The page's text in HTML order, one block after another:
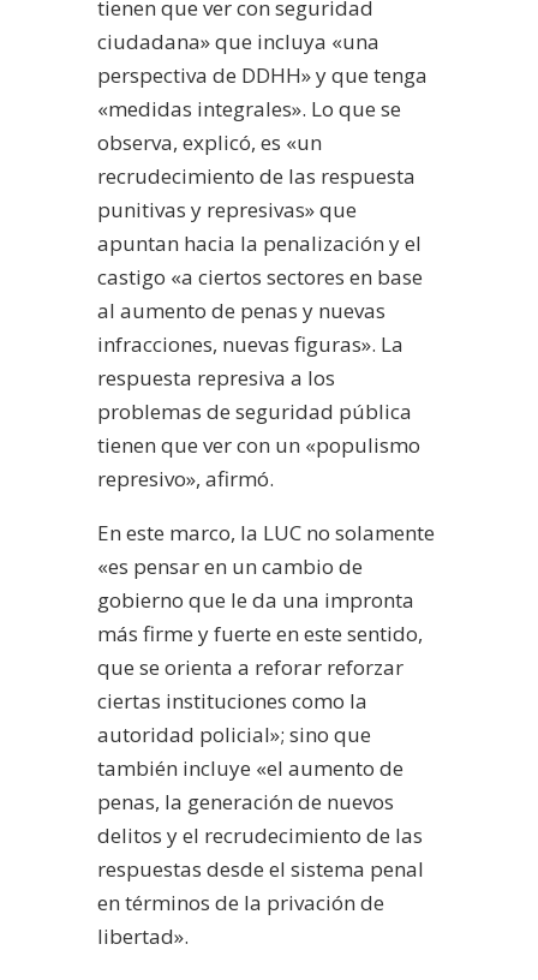
tienen que ver con seguridad
ciudadana» que incluya «una
perspectiva de DDHH» y que tenga
«medidas integrales». Lo que se
observa, explicó, es «un
recrudecimiento de las respuesta
punitivas y represivas» que
apuntan hacia la penalización y el
castigo «a ciertos sectores en base
al aumento de penas y nuevas
infracciones, nuevas figuras». La
respuesta represiva a los
problemas de seguridad pública
tienen que ver con un «populismo
represivo», afirmó.
En este marco, la LUC no solamente
«es pensar en un cambio de
gobierno que le da una impronta
más firme y fuerte en este sentido,
que se orienta a reforar reforzar
ciertas instituciones como la
autoridad policial»; sino que
también incluye «el aumento de
penas, la generación de nuevos
delitos y el recrudecimiento de las
respuestas desde el sistema penal
en términos de la privación de
libertad».